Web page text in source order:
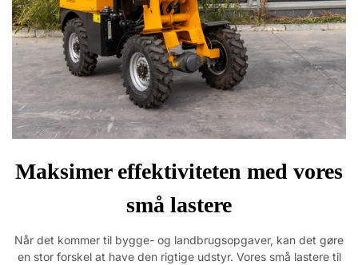
Maksimer effektiviteten med vores
små lastere
Når det kommer til bygge- og landbrugsopgaver, kan det gøre
en stor forskel at have den rigtige udstyr. Vores små lastere til